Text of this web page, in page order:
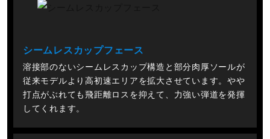
シームレスカップフェース
溶接部のないシームレスカップ構造と部分肉厚ソールが
従来モデルより高初速エリアを拡大させています。やや
打点がぶれても飛距離ロスを抑えて、力強い弾道を発揮
してくれます。